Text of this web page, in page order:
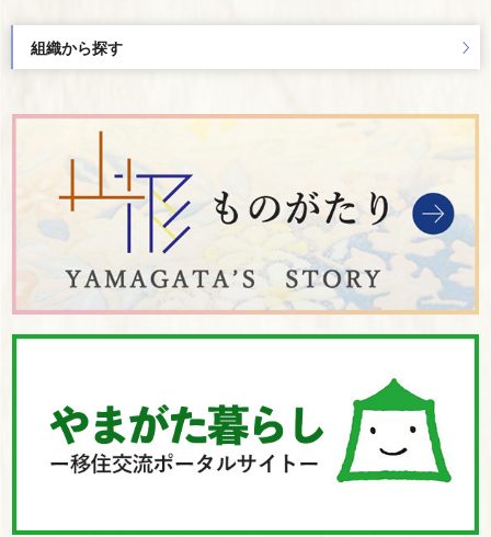
組織から探す